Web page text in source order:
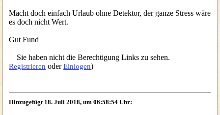
Macht doch einfach Urlaub ohne Detektor, der ganze Stress wäre
es doch nicht Wert.
Gut Fund
Sie haben nicht die Berechtigung Links zu sehen.
Registrieren oderEinlogen)
Hinzugefügt 18. Juli 2018, um 06:58:54 Uhr: